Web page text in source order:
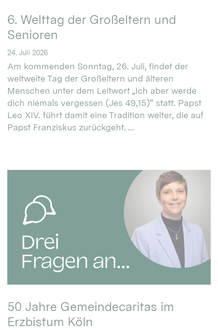
6. Welttag der Großeltern und
Senioren
24. Juli 2026
Am kommenden Sonntag, 26. Juli, findet der
weltweite Tag der Großeltern und älteren
Menschen unter dem Leitwort „Ich aber werde
dich niemals vergessen (Jes 49,15)“ statt. Papst
Leo XIV. führt damit eine Tradition weiter, die auf
Papst Franziskus zurückgeht. ...
50 Jahre Gemeindecaritas im
Erzbistum Köln